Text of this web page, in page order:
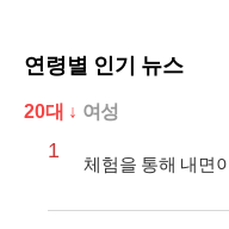
연령별 인기 뉴스
20대 ↓ 여성
1
체험을 통해 내면